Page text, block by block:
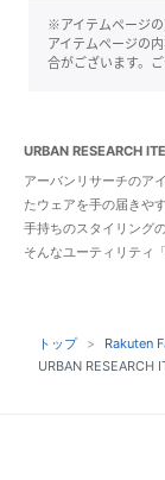
※アイテムページ
アイテムページの
合がございます。ご
URBAN RESEARCH
アーバンリサーチのア
たウェアを手の届きや
手持ちのスタイリング
そんなユーティリティ
トップ
Rakuten
URBAN RESEARCH